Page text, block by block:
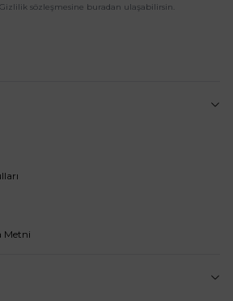
sözleşmesine buradan ulaşabilirsin.
Metni